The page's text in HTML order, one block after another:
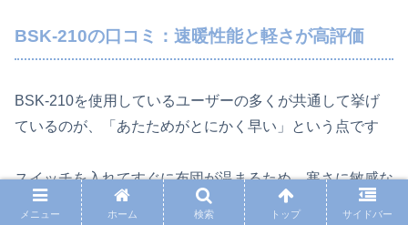
BSK-210の口コミ：速暖性能と軽さが高評価
BSK-210を使用しているユーザーの多くが共通して挙げ
ているのが、「あたためがとにかく早い」という点です
スイッチを入れてすぐに布団が温まるため、寒さに敏感な
人や、忙しい朝に短時間で使いたい人からは特に高く評価
メニュー ホーム 検索 トップ サイドバー